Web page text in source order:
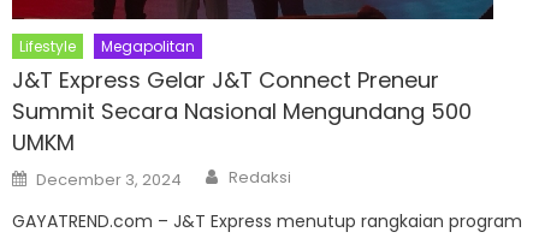
Lifestyle Megapolitan
J&T Express Gelar J&T Connect Preneur
Summit Secara Nasional Mengundang 500
UMKM
Posted
on
December 3, 2024 Author
Redaksi
GAYATREND.com – J&T Express menutup rangkaian program